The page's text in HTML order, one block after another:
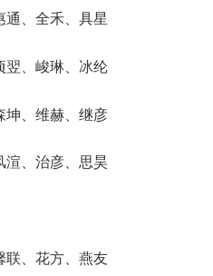
通、全禾、具星
翌、峻琳、冰纶
坤、维赫、继彦
渲、治彦、思昊
联、花方、燕友